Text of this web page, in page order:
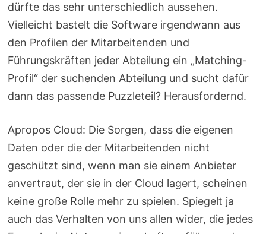
dürfte das sehr unterschiedlich aussehen.
Vielleicht bastelt die Software irgendwann aus
den Profilen der Mitarbeitenden und
Führungskräften jeder Abteilung ein „Matching-
Profil“ der suchenden Abteilung und sucht dafür
dann das passende Puzzleteil? Herausfordernd.
Apropos Cloud: Die Sorgen, dass die eigenen
Daten oder die der Mitarbeitenden nicht
geschützt sind, wenn man sie einem Anbieter
anvertraut, der sie in der Cloud lagert, scheinen
keine große Rolle mehr zu spielen. Spiegelt ja
auch das Verhalten von uns allen wider, die jedes